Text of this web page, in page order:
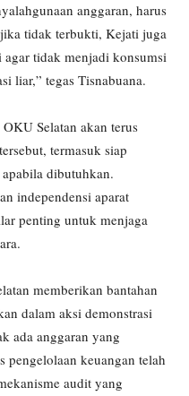
anggaran, harus
tidak terbukti, Kejati juga
tidak menjadi konsumsi
liar,” tegas Tisnabuana.
Selatan akan terus
termasuk siap
dibutuhkan.
independensi aparat
penting untuk menjaga
memberikan bantahan
dalam aksi demonstrasi
ada anggaran yang
pengelolaan keuangan telah
audit yang